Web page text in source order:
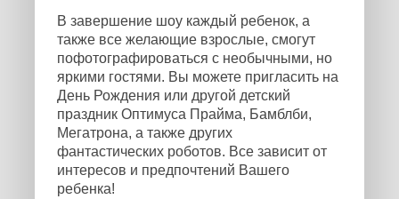
В завершение шоу каждый ребенок, а
также все желающие взрослые, смогут
пофотографироваться с необычными, но
яркими гостями. Вы можете пригласить на
День Рождения или другой детский
праздник Оптимуса Прайма, Бамблби,
Мегатрона, а также других
фантастических роботов. Все зависит от
интересов и предпочтений Вашего
ребенка!